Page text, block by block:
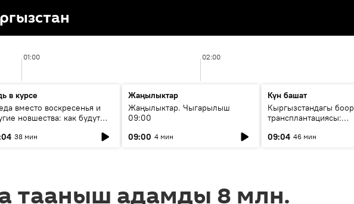
01:00 02:00
в курсе
вместо воскресенья и
новшества: как будут
38 мин
Жаңылыктар
Жаңылыктар. Чыгарылыш
09:00
09:00 4 мин
Күн башат
Кыргызстандагы боор
трансплантациясы:
келечеги
09:04 46 мин
тааныш адамды 8 млн.